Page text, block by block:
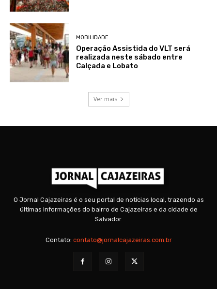
MOBILIDADE
Operação Assistida do VLT será
realizada neste sábado entre
Calçada e Lobato
Ver mais
O Jornal Cajazeiras é o seu portal de notícias local, trazendo as
últimas informações do bairro de Cajazeiras e da cidade de
Salvador.
Contato: contato@jornalcajazeiras.com.br